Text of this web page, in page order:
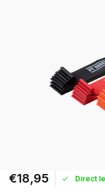
€18,95 Direct